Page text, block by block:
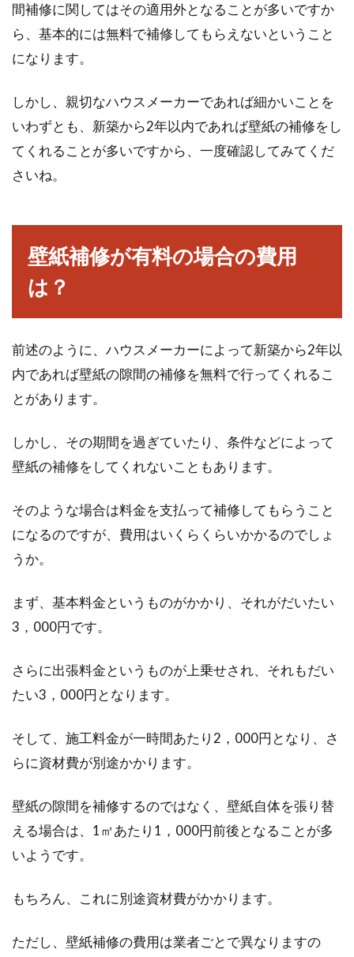
間補修に関してはその適用外となることが多いですか
ら、基本的には無料で補修してもらえないということ
になります。
しかし、親切なハウスメーカーであれば細かいことを
いわずとも、新築から2年以内であれば壁紙の補修をし
てくれることが多いですから、一度確認してみてくだ
さいね。
壁紙補修が有料の場合の費用
は？
前述のように、ハウスメーカーによって新築から2年以
内であれば壁紙の隙間の補修を無料で行ってくれるこ
とがあります。
しかし、その期間を過ぎていたり、条件などによって
壁紙の補修をしてくれないこともあります。
そのような場合は料金を支払って補修してもらうこと
になるのですが、費用はいくらくらいかかるのでしょ
うか。
まず、基本料金というものがかかり、それがだいたい
3，000円です。
さらに出張料金というものが上乗せされ、それもだい
たい3，000円となります。
そして、施工料金が一時間あたり2，000円となり、さ
らに資材費が別途かかります。
壁紙の隙間を補修するのではなく、壁紙自体を張り替
える場合は、1㎡あたり1，000円前後となることが多
いようです。
もちろん、これに別途資材費がかかります。
ただし、壁紙補修の費用は業者ごとで異なりますの